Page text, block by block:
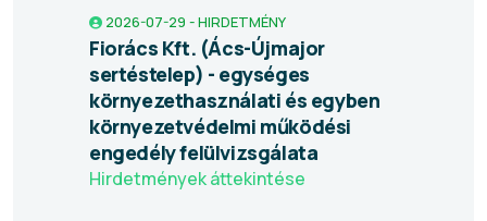
2026-07-29 - HIRDETMÉNY
Fiorács Kft. (Ács-Újmajor
sertéstelep) - egységes
környezethasználati és egyben
környezetvédelmi működési
engedély felülvizsgálata
Hirdetmények áttekintése